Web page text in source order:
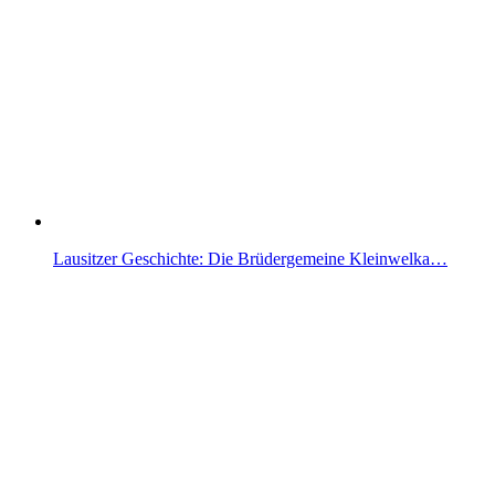
Lausitzer Geschichte: Die Brüdergemeine Kleinwelka…